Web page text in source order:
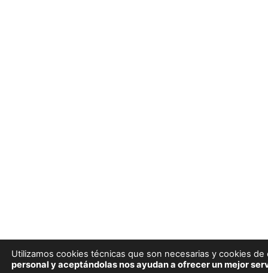
Utilizamos cookies técnicas que son necesarias y cookies
personal y aceptándolas nos ayudan a ofrecer un mejor